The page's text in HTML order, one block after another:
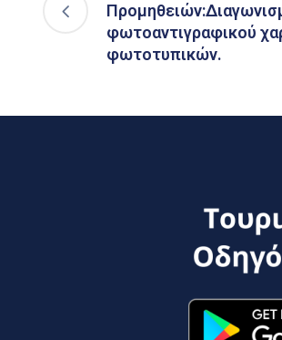
φωτοαντιγραφικού
φωτοτυπικών.